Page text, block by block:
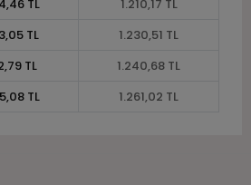
TL
1.210,17 TL
TL
1.230,51 TL
TL
1.240,68 TL
TL 1.261,02 TL